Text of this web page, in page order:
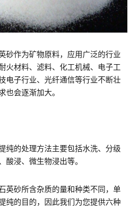
作为矿物原料，应用广泛的行业
火材料、滤料、化工机械、电子工
电子行业、光纤通信等行业不断壮
也会逐渐加大。
的处理方法主要包括水洗、分级
酸浸、微生物浸出等。
砂所含杂质的量和种类不同，单
纯的目的，因此我们为您提供六种